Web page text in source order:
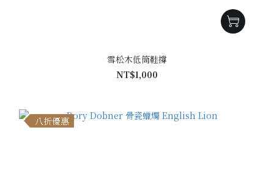
雪松木低筒鞋撐
NT$1,000
八折優惠